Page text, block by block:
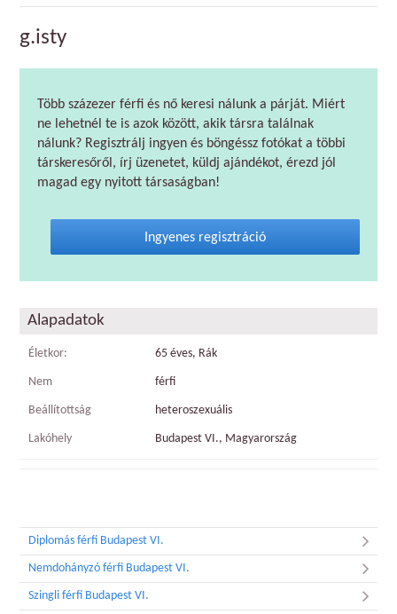
g.isty
Több százezer férfi és nő keresi nálunk a párját. Miért
ne lehetnél te is azok között, akik társra találnak
nálunk? Regisztrálj ingyen és böngéssz fotókat a többi
társkeresőről, írj üzenetet, küldj ajándékot, érezd jól
magad egy nyitott társaságban!
Ingyenes regisztráció
Alapadatok
Életkor: 65 éves, Rák
Nem férfi
Beállítottság heteroszexuális
Lakóhely Budapest VI., Magyarország
Diplomás férfi Budapest VI.
Nemdohányzó férfi Budapest VI.
Szingli férfi Budapest VI.